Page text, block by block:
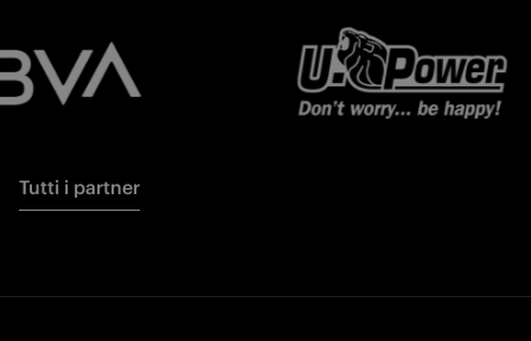
Tutti i partner